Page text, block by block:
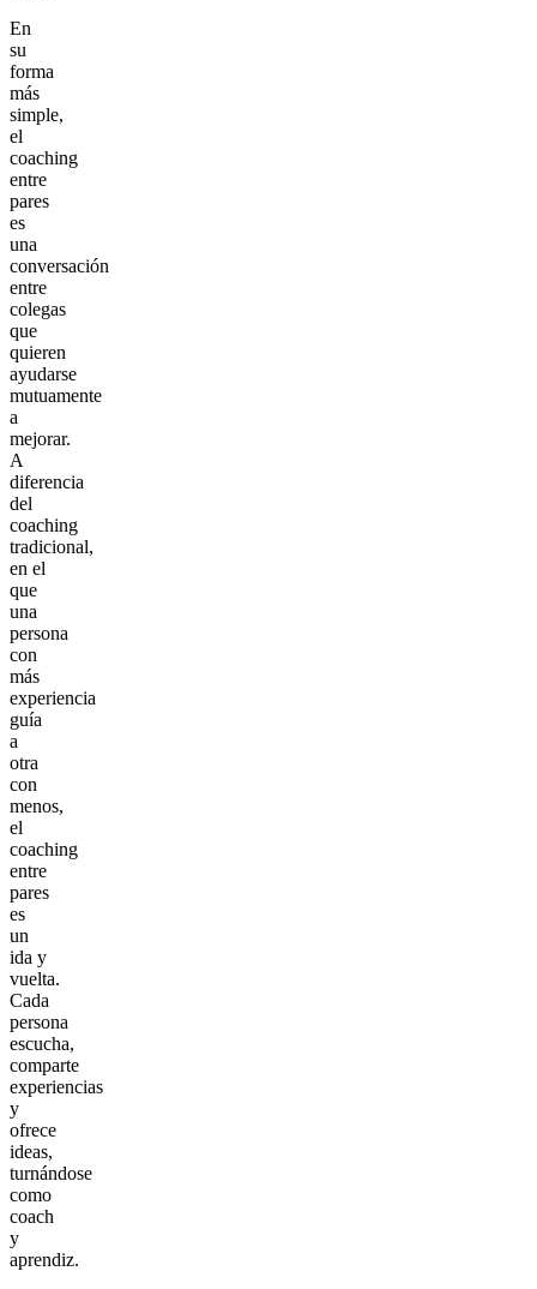
En
su
forma
más
simple,
el
coaching
entre
pares
es
una
conversación
entre
colegas
que
quieren
ayudarse
mutuamente
a
mejorar.
A
diferencia
del
coaching
tradicional,
en el
que
una
persona
con
más
experiencia
guía
a
otra
con
menos,
el
coaching
entre
pares
es
un
ida y
vuelta.
Cada
persona
escucha,
comparte
experiencias
y
ofrece
ideas,
turnándose
como
coach
y
aprendiz.